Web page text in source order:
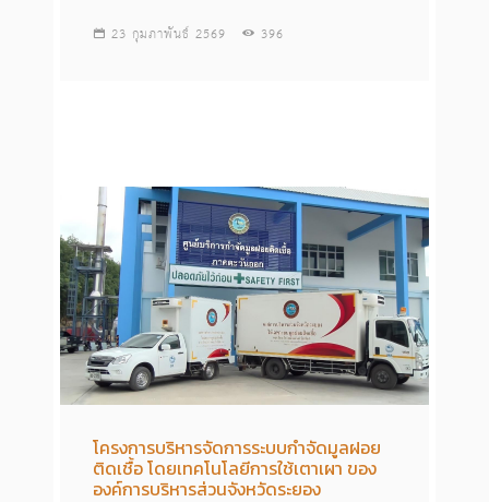
23 กุมภาพันธ์ 2569 396
โครงการบริหารจัดการระบบกำจัดมูลฝอย
ติดเชื้อ โดยเทคโนโลยีการใช้เตาเผา ของ
องค์การบริหารส่วนจังหวัดระยอง